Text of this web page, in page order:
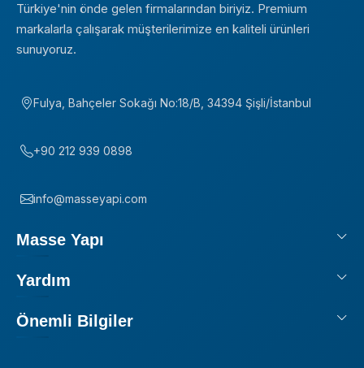
Türkiye'nin önde gelen firmalarından biriyiz. Premium
markalarla çalışarak müşterilerimize en kaliteli ürünleri
sunuyoruz.
Fulya, Bahçeler Sokağı No:18/B, 34394 Şişli/İstanbul
+90 212 939 0898
info@masseyapi.com
Masse Yapı
Yardım
Önemli Bilgiler